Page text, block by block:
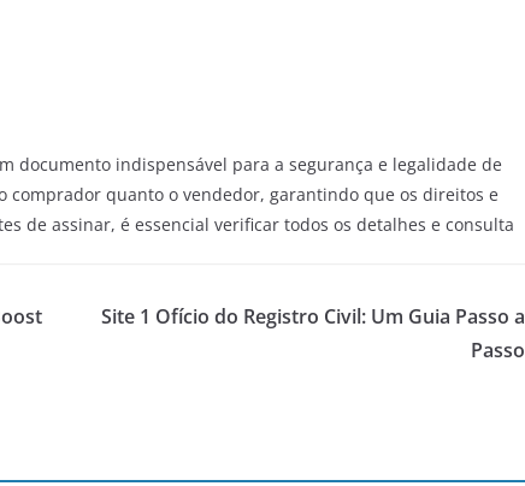
documento indispensável para a segurança e legalidade de
comprador quanto o vendedor, garantindo que os direitos e
de assinar, é essencial verificar todos os detalhes e consulta
Site 1 Ofício do Registro Civil: Um Guia Passo a
Passo